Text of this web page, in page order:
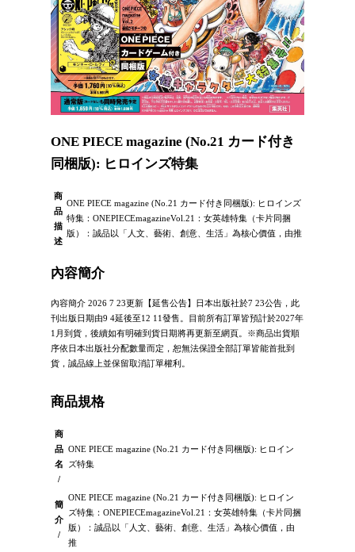
ONE PIECE magazine (No.21 カード付き
同梱版): ヒロインズ特集
商
品
描
述
ONE PIECE magazine (No.21 カード付き同梱版): ヒロインズ
特集：ONEPIECEmagazineVol.21：女英雄特集（卡片同捆
版）：誠品以「人文、藝術、創意、生活」為核心價值，由推
內容簡介
內容簡介 2026 7 23更新【延售公告】日本出版社於7 23公告，此
刊出版日期由9 4延後至12 11發售。目前所有訂單皆預計於2027年
1月到貨，後續如有明確到貨日期將再更新至網頁。※商品出貨順
序依日本出版社分配數量而定，恕無法保證全部訂單皆能首批到
貨，誠品線上並保留取消訂單權利。
商品規格
商
品
名
/
ONE PIECE magazine (No.21 カード付き同梱版): ヒロイン
ズ特集
簡
介
/
ONE PIECE magazine (No.21 カード付き同梱版): ヒロイン
ズ特集：ONEPIECEmagazineVol.21：女英雄特集（卡片同捆
版）：誠品以「人文、藝術、創意、生活」為核心價值，由
推